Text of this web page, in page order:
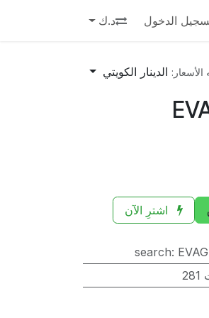
الدخول د.ك
الأسعار: الدينار الكويتي
اشترِ الآن
search: